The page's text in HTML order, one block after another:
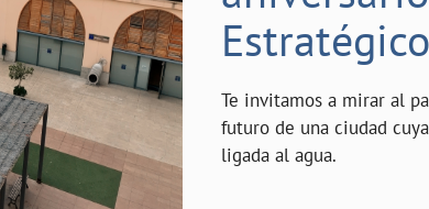
Te invitamos a mirar al
futuro de una ciudad
ligada al agua.